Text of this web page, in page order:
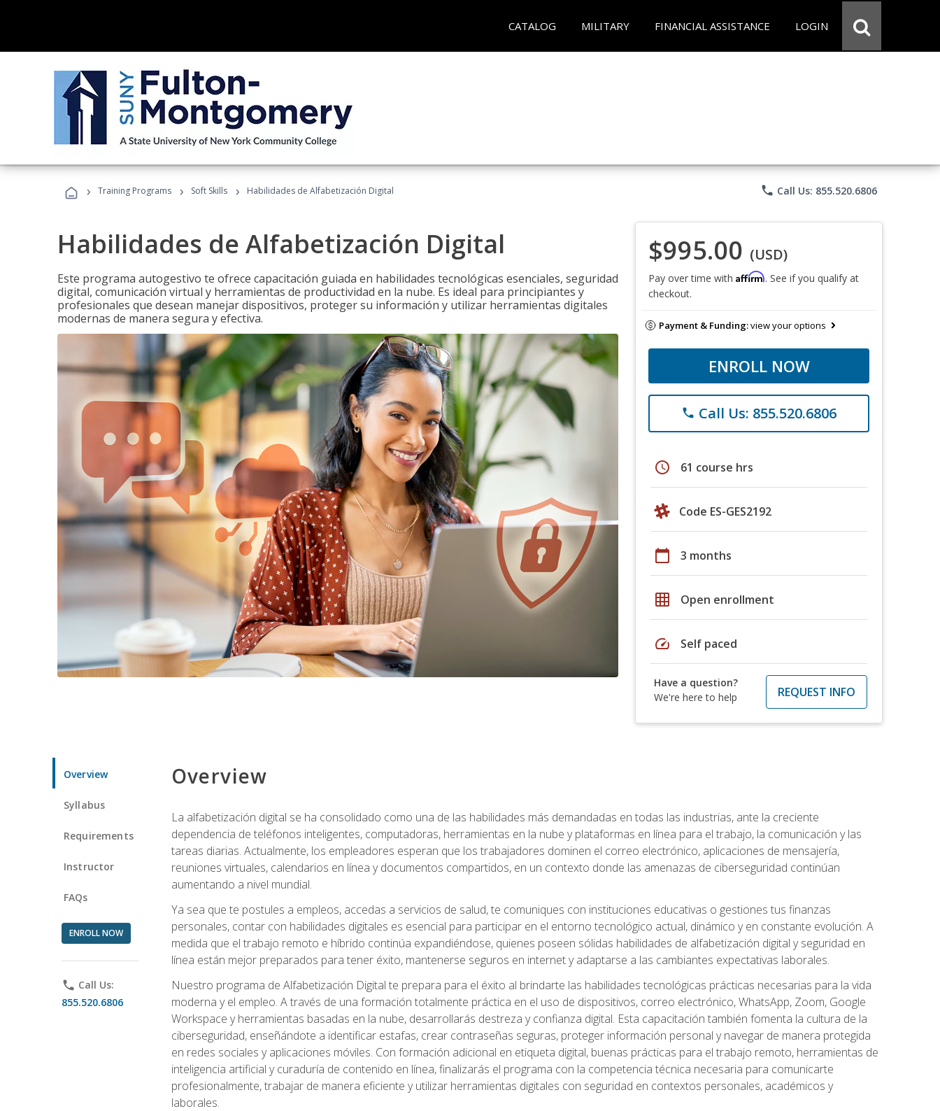
CATALOG MILITARY FINANCIAL ASSISTANCE LOGIN
› Training Programs › Soft Skills › Habilidades de Alfabetización Digital phone Call Us: 855.520.6806
Habilidades de Alfabetización Digital
Este programa autogestivo te ofrece capacitación guiada en habilidades tecnológicas esenciales, seguridad
digital, comunicación virtual y herramientas de productividad en la nube. Es ideal para principiantes y
profesionales que desean manejar dispositivos, proteger su información y utilizar herramientas digitales
modernas de manera segura y efectiva.
$995.00 (USD)
Pay over time with Affirm. See if you qualify at
checkout.
Payment & Funding:view your options
ENROLL NOW
phone Call Us: 855.520.6806
schedule 61 course hrs
Code ES-GES2192
calendar_today 3 months
grid_on Open enrollment
speed Self paced
Have a question?
We're here to help
REQUEST INFO
Overview
Syllabus
Requirements
Instructor
FAQs
ENROLL NOW
phone Call Us:
855.520.6806
Overview
La alfabetización digital se ha consolidado como una de las habilidades más demandadas en todas las industrias, ante la creciente
dependencia de teléfonos inteligentes, computadoras, herramientas en la nube y plataformas en línea para el trabajo, la comunicación y las
tareas diarias. Actualmente, los empleadores esperan que los trabajadores dominen el correo electrónico, aplicaciones de mensajería,
reuniones virtuales, calendarios en línea y documentos compartidos, en un contexto donde las amenazas de ciberseguridad continúan
aumentando a nivel mundial.
Ya sea que te postules a empleos, accedas a servicios de salud, te comuniques con instituciones educativas o gestiones tus finanzas
personales, contar con habilidades digitales es esencial para participar en el entorno tecnológico actual, dinámico y en constante evolución. A
medida que el trabajo remoto e híbrido continúa expandiéndose, quienes poseen sólidas habilidades de alfabetización digital y seguridad en
línea están mejor preparados para tener éxito, mantenerse seguros en internet y adaptarse a las cambiantes expectativas laborales.
Nuestro programa de Alfabetización Digital te prepara para el éxito al brindarte las habilidades tecnológicas prácticas necesarias para la vida
moderna y el empleo. A través de una formación totalmente práctica en el uso de dispositivos, correo electrónico, WhatsApp, Zoom, Google
Workspace y herramientas basadas en la nube, desarrollarás destreza y confianza digital. Esta capacitación también fomenta la cultura de la
ciberseguridad, enseñándote a identificar estafas, crear contraseñas seguras, proteger información personal y navegar de manera protegida
en redes sociales y aplicaciones móviles. Con formación adicional en etiqueta digital, buenas prácticas para el trabajo remoto, herramientas de
inteligencia artificial y curaduría de contenido en línea, finalizarás el programa con la competencia técnica necesaria para comunicarte
profesionalmente, trabajar de manera eficiente y utilizar herramientas digitales con seguridad en contextos personales, académicos y
laborales.